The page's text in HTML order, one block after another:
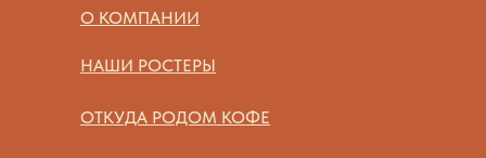
О КОМПАНИИ
НАШИ РОСТЕРЫ
ОТКУДА РОДОМ КОФЕ